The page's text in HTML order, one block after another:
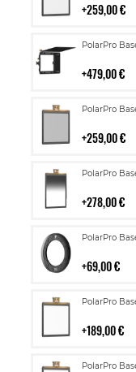
259,00 €
PolarPro
479,00 €
Lisää
PolarPro
259,00 €
Lisää
PolarPro
278,00 €
Lisää
PolarPro
69,00 €
Lisää
PolarPro
189,00 €
Lisää
PolarPro
Lisää